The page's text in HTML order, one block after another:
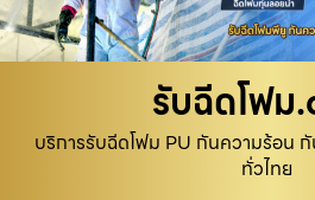
รับฉีดโฟม
บริการรับฉีดโฟม PU กันความร้อน
ทั่วไทย